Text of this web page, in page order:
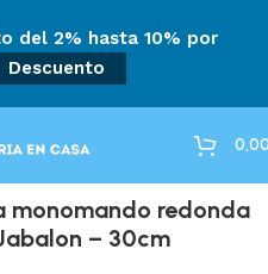
del 2% hasta 10% por
Descuento
monomando redonda
– 30cm